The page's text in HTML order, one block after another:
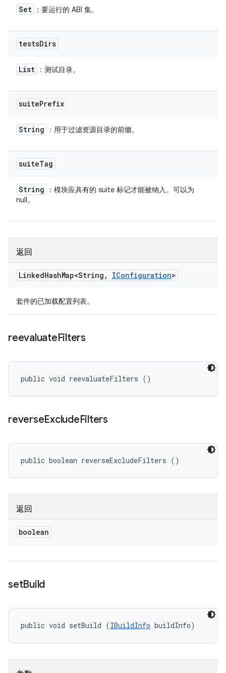
Set ：要运行的 ABI 集。
testsDirs
List ：测试目录。
suitePrefix
String ：用于过滤资源目录的前缀。
suiteTag
String
：模块应具有的 suite 标记才能被纳入。可以为
null。
返回
LinkedHashMap<String , IConfiguration>
套件的已加载配置列表。
reevaluateFilters
public void reevaluateFilters ()
reverseExcludeFilters
public boolean reverseExcludeFilters ()
返回
boolean
setBuild
public void setBuild (IBuildInfo buildInfo)